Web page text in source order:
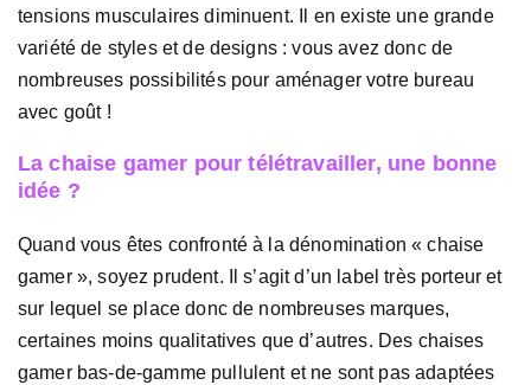
tensions musculaires diminuent. Il en existe une grande
variété de styles et de designs : vous avez donc de
nombreuses possibilités pour aménager votre bureau
avec goût !
La chaise gamer pour télétravailler, une bonne
idée ?
Quand vous êtes confronté à la dénomination « chaise
gamer », soyez prudent. Il s’agit d’un label très porteur et
sur lequel se place donc de nombreuses marques,
certaines moins qualitatives que d’autres. Des chaises
gamer bas-de-gamme pullulent et ne sont pas adaptées